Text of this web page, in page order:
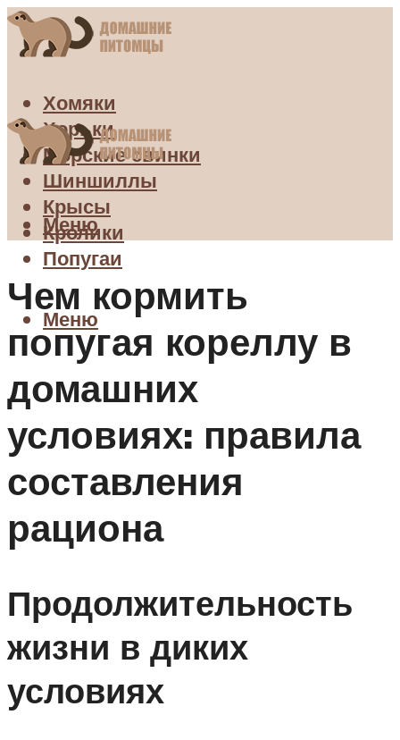
Хомяки
Хорьки
Морские свинки
Шиншиллы
Крысы
Кролики
Попугаи
Меню
Меню
Чем кормить
попугая кореллу в
домашних
условиях: правила
составления
рациона
Продолжительность
жизни в диких
условиях